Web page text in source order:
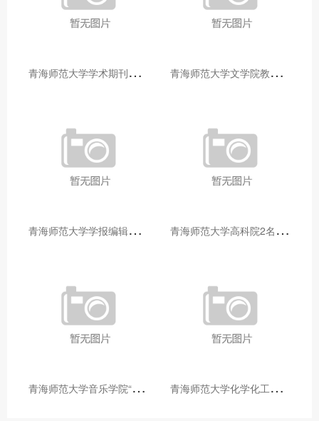
青
海师范大学学术期刊两个专栏入选2025年青海省期刊重点专栏 青
海师范大学文学院教师赴山东省相关高校和学术机构交流学习
青
海师范大学学报编辑部赴大通县城关镇上毛佰胜村开展帮扶慰问活动 青
海师范大学高科院2名专家当选中国科学院院士
青
海师范大学音乐学院“青舞华章”本科舞蹈专业中期汇报圆满落幕 青
海师范大学化学化工学院开展铸牢中华民族共同体意识大讲堂活动